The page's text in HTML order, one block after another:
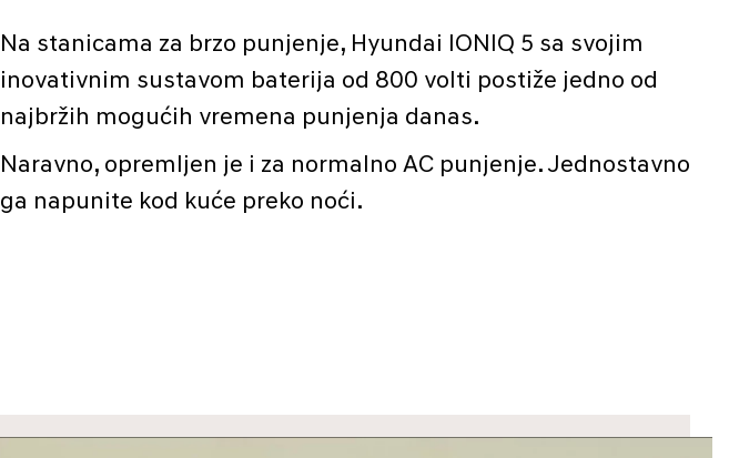
Na stanicama za brzo punjenje, Hyundai IONIQ 5 sa svojim
inovativnim sustavom baterija od 800 volti postiže jedno od
najbržih mogućih vremena punjenja danas.
Naravno, opremljen je i za normalno AC punjenje. Jednostavno
ga napunite kod kuće preko noći.